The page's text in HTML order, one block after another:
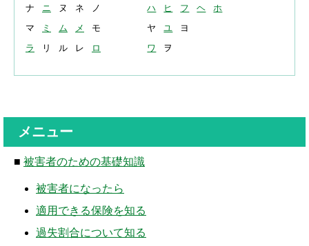
ナ
ニ ヌ ネ ノ ハ ヒ フ ヘ
ホ
マ
ミ ム メ モ ヤ ユ
ヨ
ラ
リ ル レ ロ ワ ヲ
メニュー
■ 被害者のための基礎知識
被害者になったら
適用できる保険を知る
過失割合について知る
後遺障害認定
乗用車事故の体験談
大型車事故の体験談
バイク事故の体験談
自転車事故の体験談